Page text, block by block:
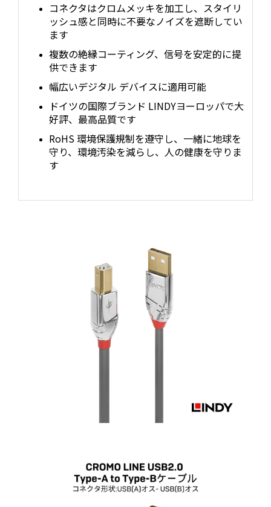
コネクタはクロムメッキを加工し、スタイリ
ッシュ感と同時に不要なノイズを遮断してい
ます
複数の絶縁コーティング、信号を安定的に提
供できます
幅広いデジタル デバイスに適用可能
ドイツの国際ブランド LINDYヨーロッパで大
好評、最高品質です
RoHS 環境保護規制を遵守し、一緒に地球を
守り、環境汚染を減らし、人の健康を守りま
す